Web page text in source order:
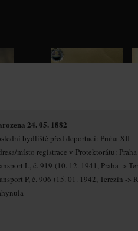
24. 05. 1882
bydliště před deportací: Praha XII
místo registrace v Protektorátu:
L, č. 919 (10. 12. 1941, Praha ->
P, č. 906 (15. 01. 1942, Terezín ->